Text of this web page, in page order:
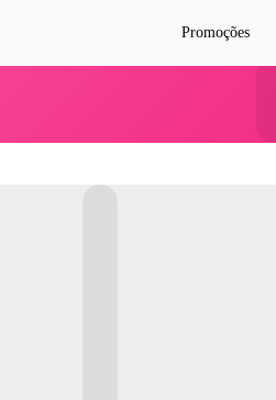
Promoções